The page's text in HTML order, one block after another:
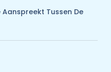
Aanspreekt Tussen De